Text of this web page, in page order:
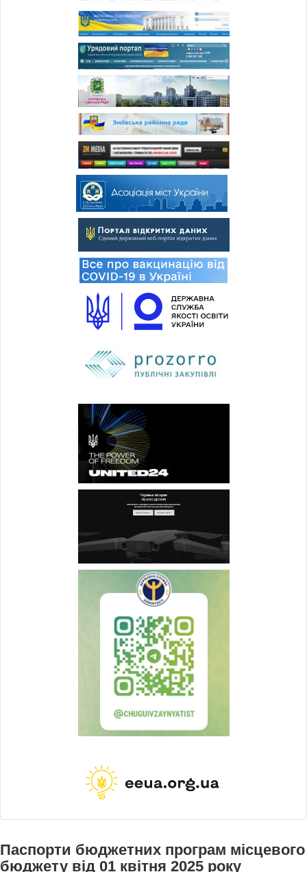
Паспорти бюджетних програм місцевого
бюджету від 01 квітня 2025 року